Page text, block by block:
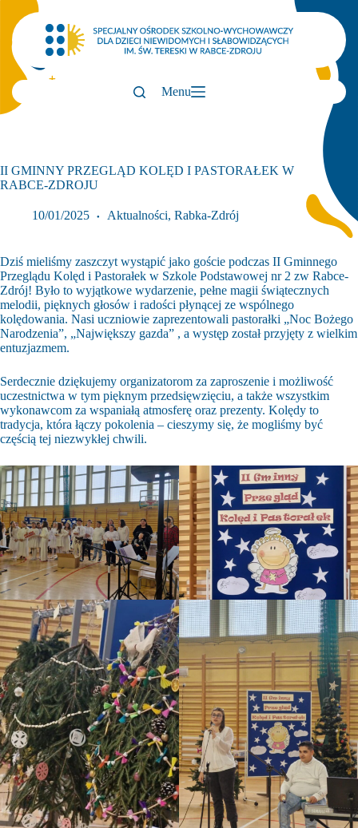
treści
Menu
II GMINNY PRZEGLĄD KOLĘD I PASTORAŁEK W
RABCE-ZDROJU
10/01/2025 Aktualności, Rabka-Zdrój
Dziś mieliśmy zaszczyt wystąpić jako goście podczas II Gminnego
Przeglądu Kolęd i Pastorałek w Szkole Podstawowej nr 2 zw Rabce-
Zdrój! Było to wyjątkowe wydarzenie, pełne magii świątecznych
melodii, pięknych głosów i radości płynącej ze wspólnego
kolędowania. Nasi uczniowie zaprezentowali pastorałki „Noc Bożego
Narodzenia”, „Największy gazda” , a występ został przyjęty z wielkim
entuzjazmem.
Serdecznie dziękujemy organizatorom za zaproszenie i możliwość
uczestnictwa w tym pięknym przedsięwzięciu, a także wszystkim
wykonawcom za wspaniałą atmosferę oraz prezenty. Kolędy to
tradycja, która łączy pokolenia – cieszymy się, że mogliśmy być
częścią tej niezwykłej chwili.